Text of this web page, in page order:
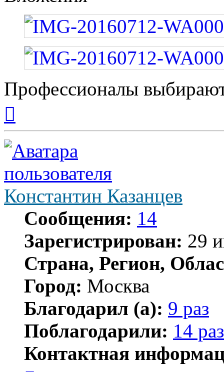
Профессионалы
началу
Константин Казанцев
Сообщения: 14
Зарегистрирован: 29
Страна, Регион,
Город: Москва
Благодарил (а): 9 раз
Поблагодарили: 14 раз
Контактная